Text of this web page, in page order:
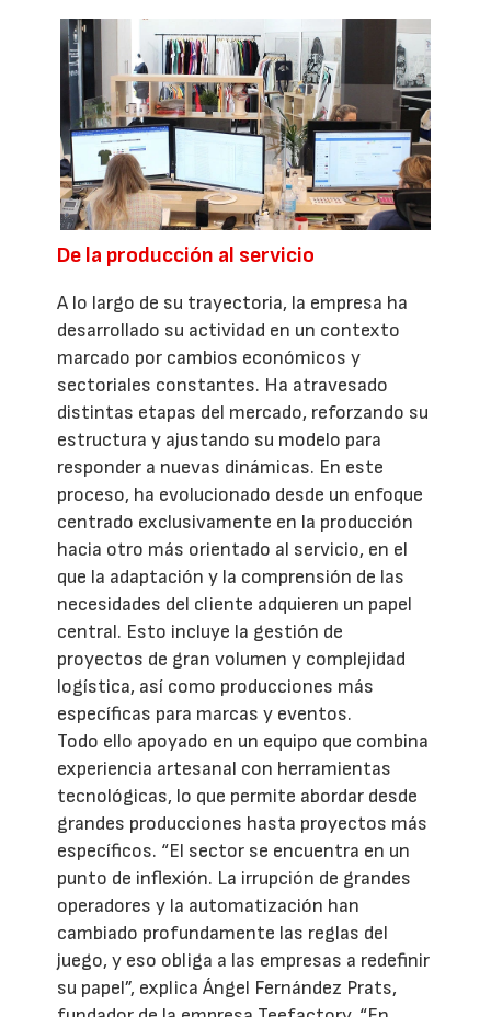
De la producción al servicio
A lo largo de su trayectoria, la empresa ha
desarrollado su actividad en un contexto
marcado por cambios económicos y
sectoriales constantes. Ha atravesado
distintas etapas del mercado, reforzando su
estructura y ajustando su modelo para
responder a nuevas dinámicas. En este
proceso, ha evolucionado desde un enfoque
centrado exclusivamente en la producción
hacia otro más orientado al servicio, en el
que la adaptación y la comprensión de las
necesidades del cliente adquieren un papel
central. Esto incluye la gestión de
proyectos de gran volumen y complejidad
logística, así como producciones más
específicas para marcas y eventos.
Todo ello apoyado en un equipo que combina
experiencia artesanal con herramientas
tecnológicas, lo que permite abordar desde
grandes producciones hasta proyectos más
específicos. “El sector se encuentra en un
punto de inflexión. La irrupción de grandes
operadores y la automatización han
cambiado profundamente las reglas del
juego, y eso obliga a las empresas a redefinir
su papel”, explica Ángel Fernández Prats,